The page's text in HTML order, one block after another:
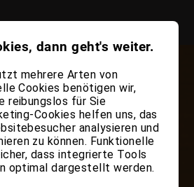
dann geht's weiter.
mehrere Arten von
Cookies benötigen wir,
reibungslos für Sie
Cookies helfen uns, das
analysieren und
zu können. Funktionelle
dass integrierte Tools
optimal dargestellt werden.